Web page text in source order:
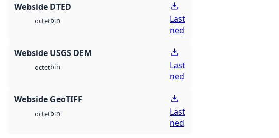
Webside DTED
octetbin
Last
ned
Webside USGS DEM
octetbin
Last
ned
Webside GeoTIFF
octetbin
Last
ned